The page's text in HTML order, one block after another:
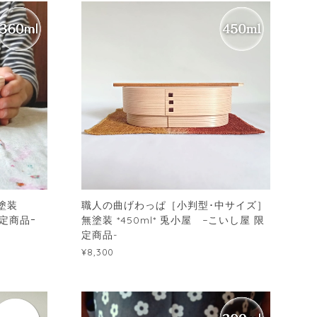
装
商品ｰ
職人の曲げわっぱ［小判型･中サイズ］
無塗装 *450ml* 兎小屋 −こいし屋 限
定商品-
¥8,300